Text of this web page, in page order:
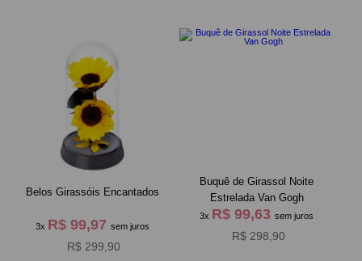
Belos Girassóis Encantados
3x R$ 99,97 sem juros
R$ 299,90
Buquê de Girassol Noite
Estrelada Van Gogh
3x R$ 99,63sem juros
R$ 298,90